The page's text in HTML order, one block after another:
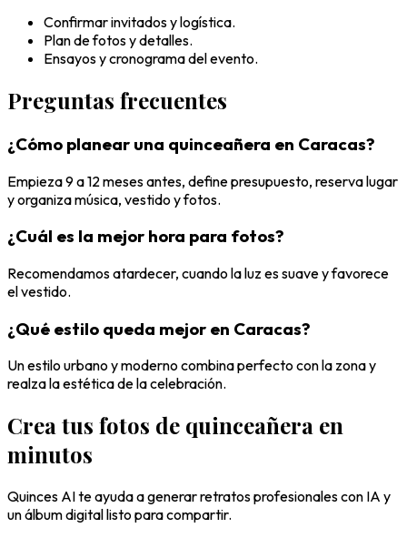
Confirmar invitados y logística.
Plan de fotos y detalles.
Ensayos y cronograma del evento.
Preguntas frecuentes
¿Cómo planear una quinceañera en Caracas?
Empieza 9 a 12 meses antes, define presupuesto, reserva lugar
y organiza música, vestido y fotos.
¿Cuál es la mejor hora para fotos?
Recomendamos atardecer, cuando la luz es suave y favorece
el vestido.
¿Qué estilo queda mejor en Caracas?
Un estilo urbano y moderno combina perfecto con la zona y
realza la estética de la celebración.
Crea tus fotos de quinceañera en
minutos
Quinces AI te ayuda a generar retratos profesionales con IA y
un álbum digital listo para compartir.